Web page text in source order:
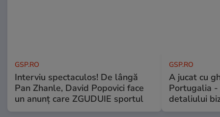
GSP.RO
Interviu spectaculos! De lângă
Pan Zhanle, David Popovici face
un anunț care ZGUDUIE sportul
GSP.RO
A jucat cu
Portugalia -
detaliului